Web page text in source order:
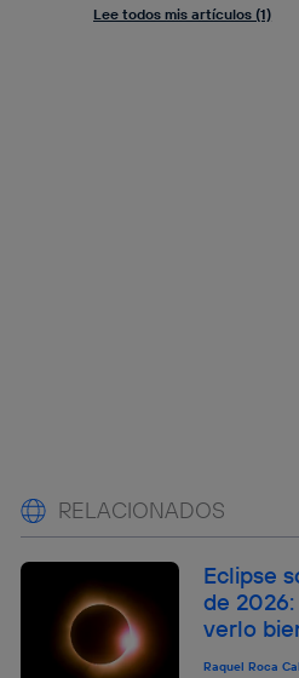
Lee todos mis artículos (1)
RELACIONADOS
Eclipse
de
verlo
Raquel Roca